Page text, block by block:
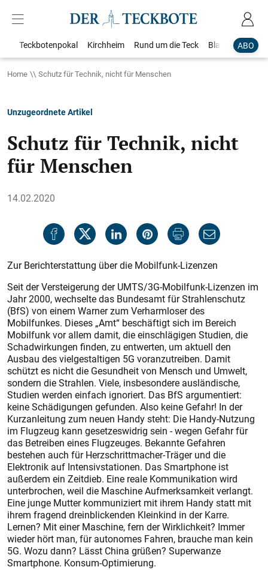
ABO
Teckbotenpokal Kirchheim Rund um die Teck Blaulicht
Home Schutz für Technik, nicht für Menschen
Unzugeordnete Artikel
Schutz für Technik, nicht
für Menschen
14.02.2020
Zur Berichterstattung über die Mobilfunk-Lizenzen
Seit der Versteigerung der UMTS/3G-Mobilfunk-Lizenzen im
Jahr 2000, wechselte das Bundesamt für Strahlenschutz
(BfS) von einem Warner zum Verharmloser des
Mobilfunkes. Dieses „Amt“ beschäftigt sich im Bereich
Mobilfunk vor allem damit, die einschlägigen Studien, die
Schadwirkungen finden, zu entwerten, um aktuell den
Ausbau des vielgestaltigen 5G voranzutreiben. Damit
schützt es nicht die Gesundheit von Mensch und Umwelt,
sondern die Strahlen. Viele, insbesondere ausländische,
Studien werden einfach ignoriert. Das BfS argumentiert:
keine Schädigungen gefunden. Also keine Gefahr! In der
Kurzanleitung zum neuen Handy steht: Die Handy-Nutzung
im Flugzeug kann gesetzeswidrig sein - wegen Gefahr für
das Betreiben eines Flugzeuges. Bekannte Gefahren
bestehen auch für Herzschrittmacher-Träger und die
Elektronik auf Intensivstationen. Das Smartphone ist
außerdem ein Zeitdieb. Eine reale Kommunikation wird
unterbrochen, weil die Maschine Aufmerksamkeit verlangt.
Eine junge Mutter kommuniziert mit ihrem Handy statt mit
ihrem fragend dreinblickenden Kleinkind in der Karre.
Lernen? Mit einer Maschine, fern der Wirklichkeit? Immer
wieder hört man, für autonomes Fahren, brauche man kein
5G. Wozu dann? Lässt China grüßen? Superwanze
Smartphone. Konsum-Optimierung.